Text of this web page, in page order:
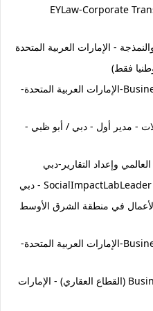
EYLaw-Corporate
- الإمارات العربية المتحدة
فقط)
مطلوب مدير-BusinessTaxAdvisory-الإمارات العربية المتحدة-
- مدير أول - دبي / أبو ظبي -
وإعداد التقارير-دبي
في منطقة الشرق الأوسط
مطلوب مدير-BusinessTaxAdvisory-الإمارات العربية المتحدة-
BusinessValuationsProfessional (القطاع العقاري) - الإمارات